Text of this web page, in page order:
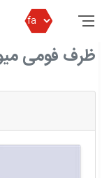
مازرون فوم ظرف
ظرف فومی